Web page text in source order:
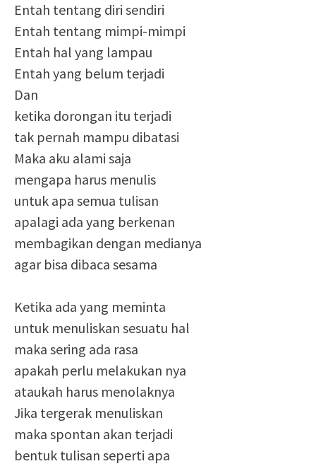
Entah tentang diri sendiri
Entah tentang mimpi-mimpi
Entah hal yang lampau
Entah yang belum terjadi
Dan
ketika dorongan itu terjadi
tak pernah mampu dibatasi
Maka aku alami saja
mengapa harus menulis
untuk apa semua tulisan
apalagi ada yang berkenan
membagikan dengan medianya
agar bisa dibaca sesama
Ketika ada yang meminta
untuk menuliskan sesuatu hal
maka sering ada rasa
apakah perlu melakukan nya
ataukah harus menolaknya
Jika tergerak menuliskan
maka spontan akan terjadi
bentuk tulisan seperti apa